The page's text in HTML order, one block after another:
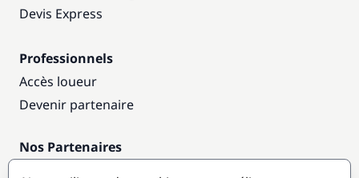
Devis Express
Professionnels
Accès loueur
Devenir partenaire
Nos Partenaires